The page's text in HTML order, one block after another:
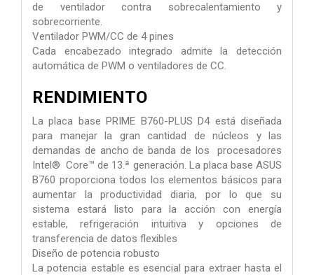
de ventilador contra sobrecalentamiento y
sobrecorriente.
Ventilador PWM/CC de 4 pines
Cada encabezado integrado admite la detección
automática de PWM o ventiladores de CC.
RENDIMIENTO
La placa base PRIME B760-PLUS D4 está diseñada
para manejar la gran cantidad de núcleos y las
demandas de ancho de banda de los procesadores
Intel® Core™ de 13.ª generación. La placa base ASUS
B760 proporciona todos los elementos básicos para
aumentar la productividad diaria, por lo que su
sistema estará listo para la acción con energía
estable, refrigeración intuitiva y opciones de
transferencia de datos flexibles
Diseño de potencia robusto
La potencia estable es esencial para extraer hasta el